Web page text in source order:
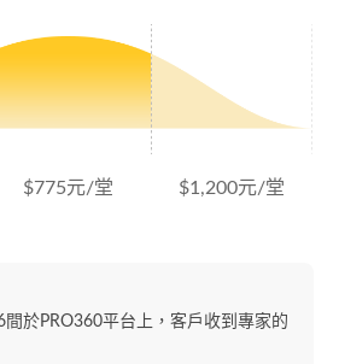
$775元/堂 $1,200元/堂
於PRO360平台上，客戶收到專家的